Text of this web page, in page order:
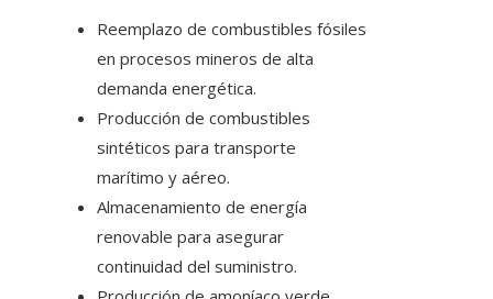
Reemplazo de combustibles fósiles
en procesos mineros de alta
demanda energética.
Producción de combustibles
sintéticos para transporte
marítimo y aéreo.
Almacenamiento de energía
renovable para asegurar
continuidad del suministro.